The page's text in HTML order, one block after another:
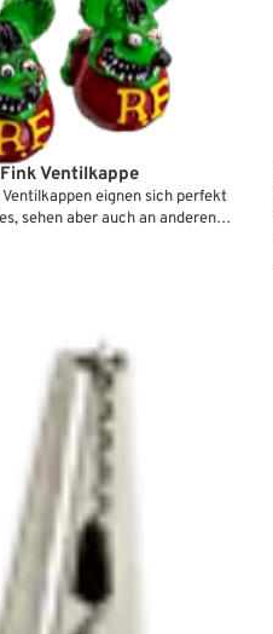
Ventilkappe
eignen sich perfekt
sehen aber auch an anderen